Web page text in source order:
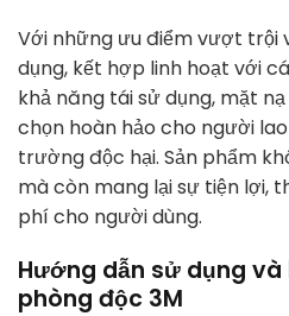
Với những ưu điểm vượt trội
dụng, kết hợp linh hoạt với
khả năng tái sử dụng, mặt
chọn hoàn hảo cho người
trường độc hại. Sản phẩm
mà còn mang lại sự tiện lợi,
phí cho người dùng.
Hướng dẫn sử dụng và
phòng độc 3M